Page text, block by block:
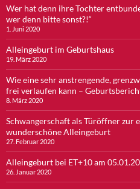
Wer hat denn ihre Tochter
wer denn bitte sonst?!“
1. Juni 2020
Alleingeburt im Geburtshaus
19. März 2020
Wie eine sehr anstrengende,
frei verlaufen kann –
8. März 2020
Schwangerschaft als Türöffner zur
wunderschöne Alleingeburt
27. Februar 2020
Alleingeburt bei ET+10 am
26. Januar 2020